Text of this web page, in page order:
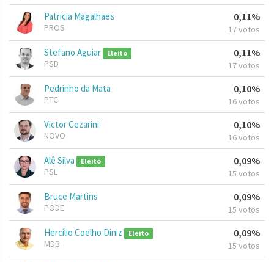
Patricia Magalhães
PROS
0,11%
17 votos
Stefano Aguiar Eleito
PSD
0,11%
17 votos
Pedrinho da Mata
PTC
0,10%
16 votos
Victor Cezarini
NOVO
0,10%
16 votos
Alê Silva Eleito
PSL
0,09%
15 votos
Bruce Martins
PODE
0,09%
15 votos
Hercílio Coelho Diniz Eleito
MDB
0,09%
15 votos